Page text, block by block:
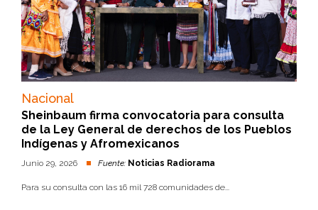
Nacional
Sheinbaum firma convocatoria para consulta
de la Ley General de derechos de los Pueblos
Indígenas y Afromexicanos
Junio 29, 2026 Fuente: Noticias Radiorama
Para su consulta con las 16 mil 728 comunidades de...